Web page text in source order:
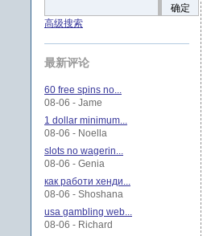
确定
高级搜索
最新评论
60 free spins no...
08-06 - Jame
1 dollar minimum...
08-06 - Noella
slots no wagerin...
08-06 - Genia
как работи хенди...
08-06 - Shoshana
usa gambling web...
08-06 - Richard